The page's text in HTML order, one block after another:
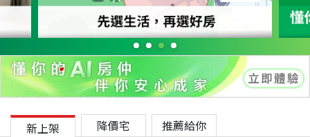
新上架 降價宅 推薦給你